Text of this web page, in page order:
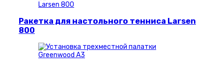
Ракетка для настольного тенниса Larsen
800